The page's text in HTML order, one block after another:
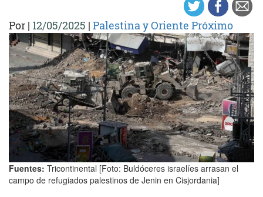
Por | 12/05/2025 | Palestina y Oriente Próximo
Fuentes: Tricontinental [Foto: Buldóceres israelíes arrasan el
campo de refugiados palestinos de Jenin en Cisjordania]